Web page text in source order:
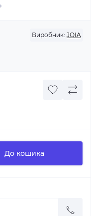
Виробник: JOIA
До кошика